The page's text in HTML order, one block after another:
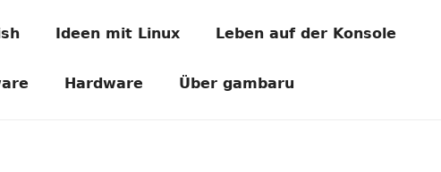
Ideen mit Linux Leben auf der Konsole
Hardware Über gambaru